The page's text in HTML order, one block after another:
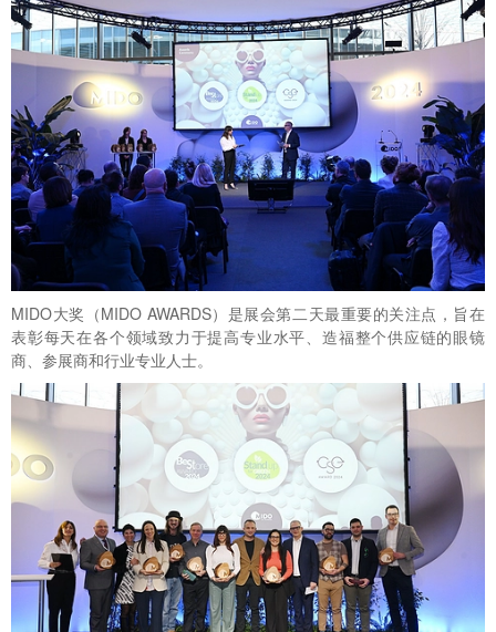
MIDO大奖（MIDO AWARDS）是展会第二天最重要的关注点，旨在
表彰每天在各个领域致力于提高专业水平、造福整个供应链的眼镜
商、参展商和行业专业人士。